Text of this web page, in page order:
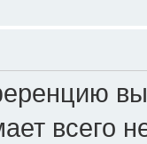
всего